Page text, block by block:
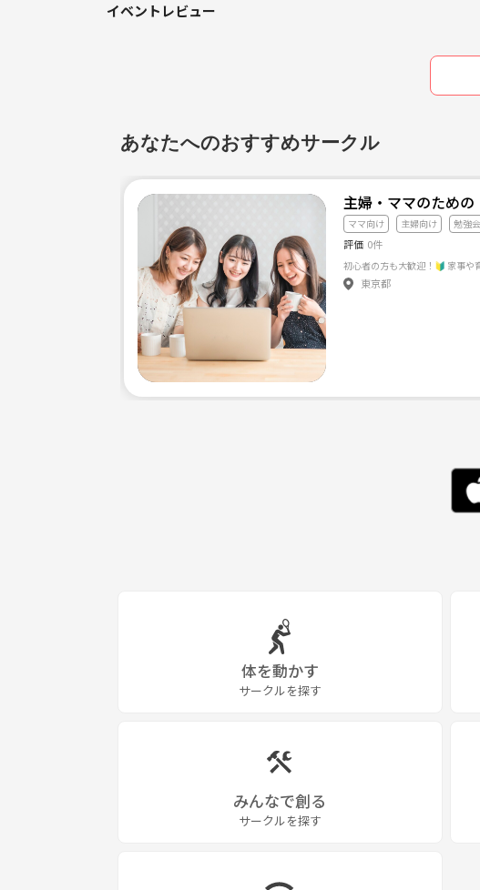
イベントレビュー
あなたへのおすすめサークル
主婦・ママのため
ママ向け 主婦向け 勉強会
評価 0件
東京都
体を動かす
サークルを探す
みんなで創る
サークルを探す